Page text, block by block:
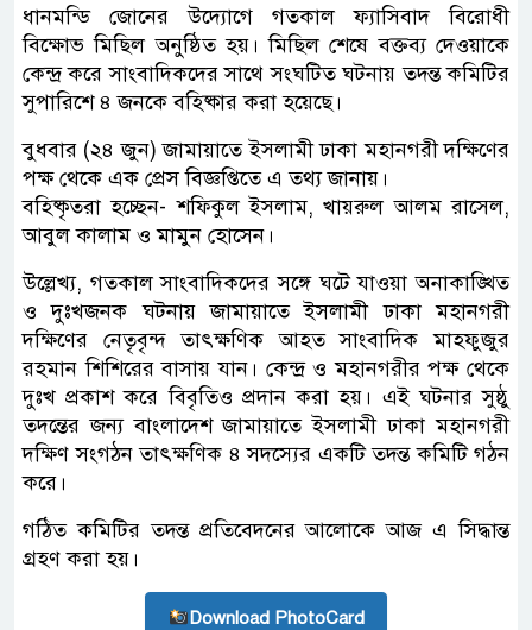
ধানমন্ডি জোনের উদ্যোগে গতকাল ফ্যাসিবাদ বিরোধী
বিক্ষোভ মিছিল অনুষ্ঠিত হয়। মিছিল শেষে বক্তব্য দেওয়াকে
কেন্দ্র করে সাংবাদিকদের সাথে সংঘটিত ঘটনায় তদন্ত কমিটির
সুপারিশে ৪ জনকে বহিষ্কার করা হয়েছে।
বুধবার (২৪ জুন) জামায়াতে ইসলামী ঢাকা মহানগরী দক্ষিণের
পক্ষ থেকে এক প্রেস বিজ্ঞপ্তিতে এ তথ্য জানায়।
বহিষ্কৃতরা হচ্ছেন- শফিকুল ইসলাম, খায়রুল আলম রাসেল,
আবুল কালাম ও মামুন হোসেন।
উল্লেখ্য, গতকাল সাংবাদিকদের সঙ্গে ঘটে যাওয়া অনাকাঙ্খিত
ও দুঃখজনক ঘটনায় জামায়াতে ইসলামী ঢাকা মহানগরী
দক্ষিণের নেতৃবৃন্দ তাৎক্ষণিক আহত সাংবাদিক মাহফুজুর
রহমান শিশিরের বাসায় যান। কেন্দ্র ও মহানগরীর পক্ষ থেকে
দুঃখ প্রকাশ করে বিবৃতিও প্রদান করা হয়। এই ঘটনার সুষ্ঠু
তদন্তের জন্য বাংলাদেশ জামায়াতে ইসলামী ঢাকা মহানগরী
দক্ষিণ সংগঠন তাৎক্ষণিক ৪ সদস্যের একটি তদন্ত কমিটি গঠন
করে।
গঠিত কমিটির তদন্ত প্রতিবেদনের আলোকে আজ এ সিদ্ধান্ত
গ্রহণ করা হয়।
Download PhotoCard